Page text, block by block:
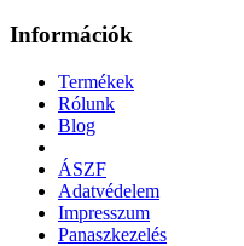
Információk
Termékek
Rólunk
Blog
ÁSZF
Adatvédelem
Impresszum
Panaszkezelés